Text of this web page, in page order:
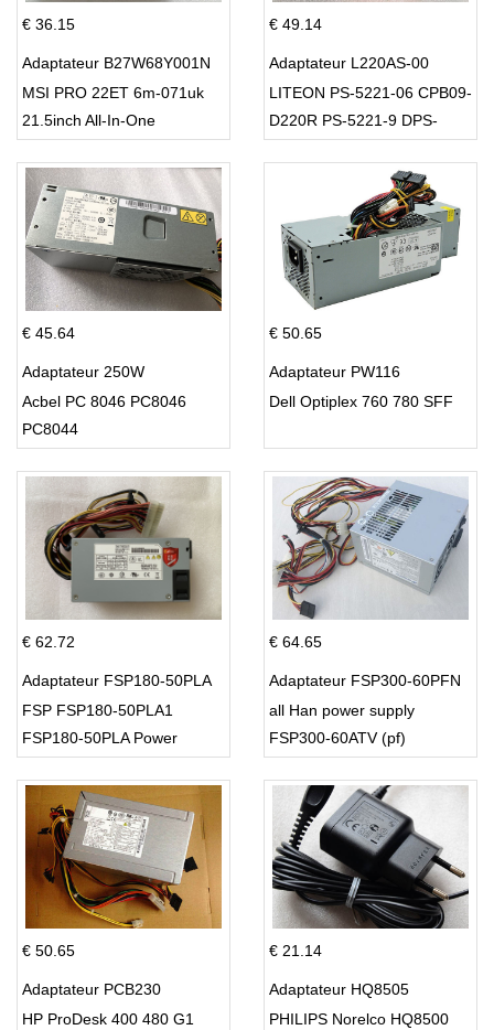
€ 36.15
Adaptateur B27W68Y001N
MSI PRO 22ET 6m-071uk
21.5inch All-In-One
€ 49.14
Adaptateur L220AS-00
LITEON PS-5221-06 CPB09-
D220R PS-5221-9 DPS-
€ 45.64
Adaptateur 250W
Acbel PC 8046 PC8046
PC8044
€ 50.65
Adaptateur PW116
Dell Optiplex 760 780 SFF
€ 62.72
Adaptateur FSP180-50PLA
FSP FSP180-50PLA1
FSP180-50PLA Power
€ 64.65
Adaptateur FSP300-60PFN
all Han power supply
FSP300-60ATV (pf)
€ 50.65
Adaptateur PCB230
HP ProDesk 400 480 G1
€ 21.14
Adaptateur HQ8505
PHILIPS Norelco HQ8500